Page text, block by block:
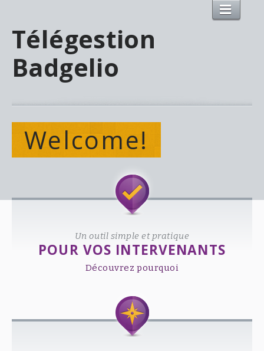
Télégestion
Badgelio
Welcome!
Un outil simple et pratique
POUR VOS INTERVENANTS
Découvrez pourquoi